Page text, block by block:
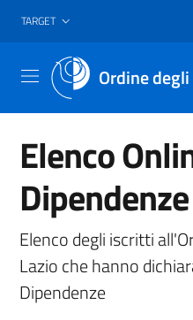
Vai al header
Vai al contenuto principale
Vai al footer
TARGET
Ordine
Menu
Elenco
Dipendenze
Elenco degli iscritti
Lazio che hanno
Dipendenze